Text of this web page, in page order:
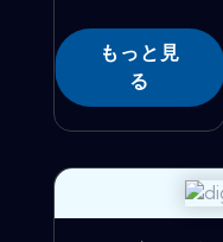
もっと見
る